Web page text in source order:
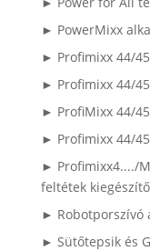
► PowerMixx
► Profimixx 44/
► Profimixx 44/
► ProfiMixx 44/
► Profimixx 44/
► Profimixx4..../
feltétek
► Robotporszívó
► Sütőtepsik és